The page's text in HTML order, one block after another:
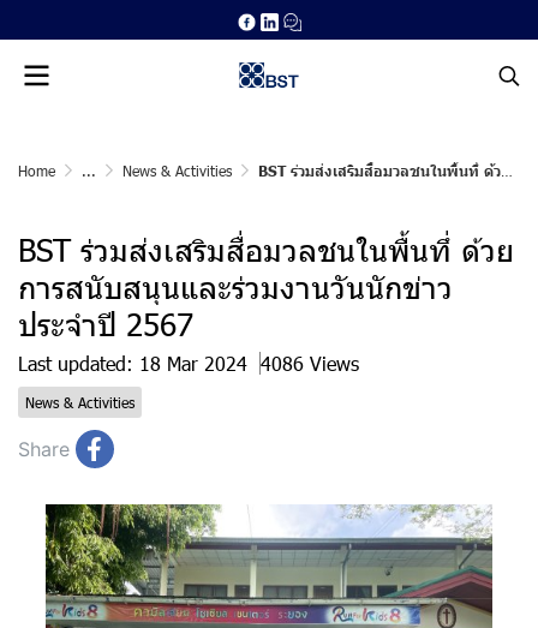
Home ... News & Activities BST ร่วมส่งเสริมสื่อมวลชนในพื้นทึ่ ด้วยการสนับสนุนและร่วมงานวันนักข่าว ประจำปี 2567
BST ร่วมส่งเสริมสื่อมวลชนในพื้นทึ่ ด้วย
การสนับสนุนและร่วมงานวันนักข่าว
ประจำปี 2567
Last updated: 18 Mar 2024 4086 Views
News & Activities
Share